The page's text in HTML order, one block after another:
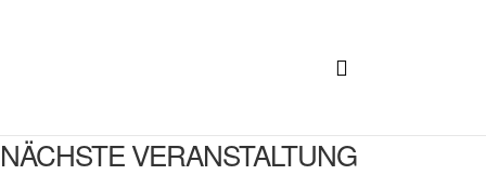
NÄCHSTE VERANSTALTUNG